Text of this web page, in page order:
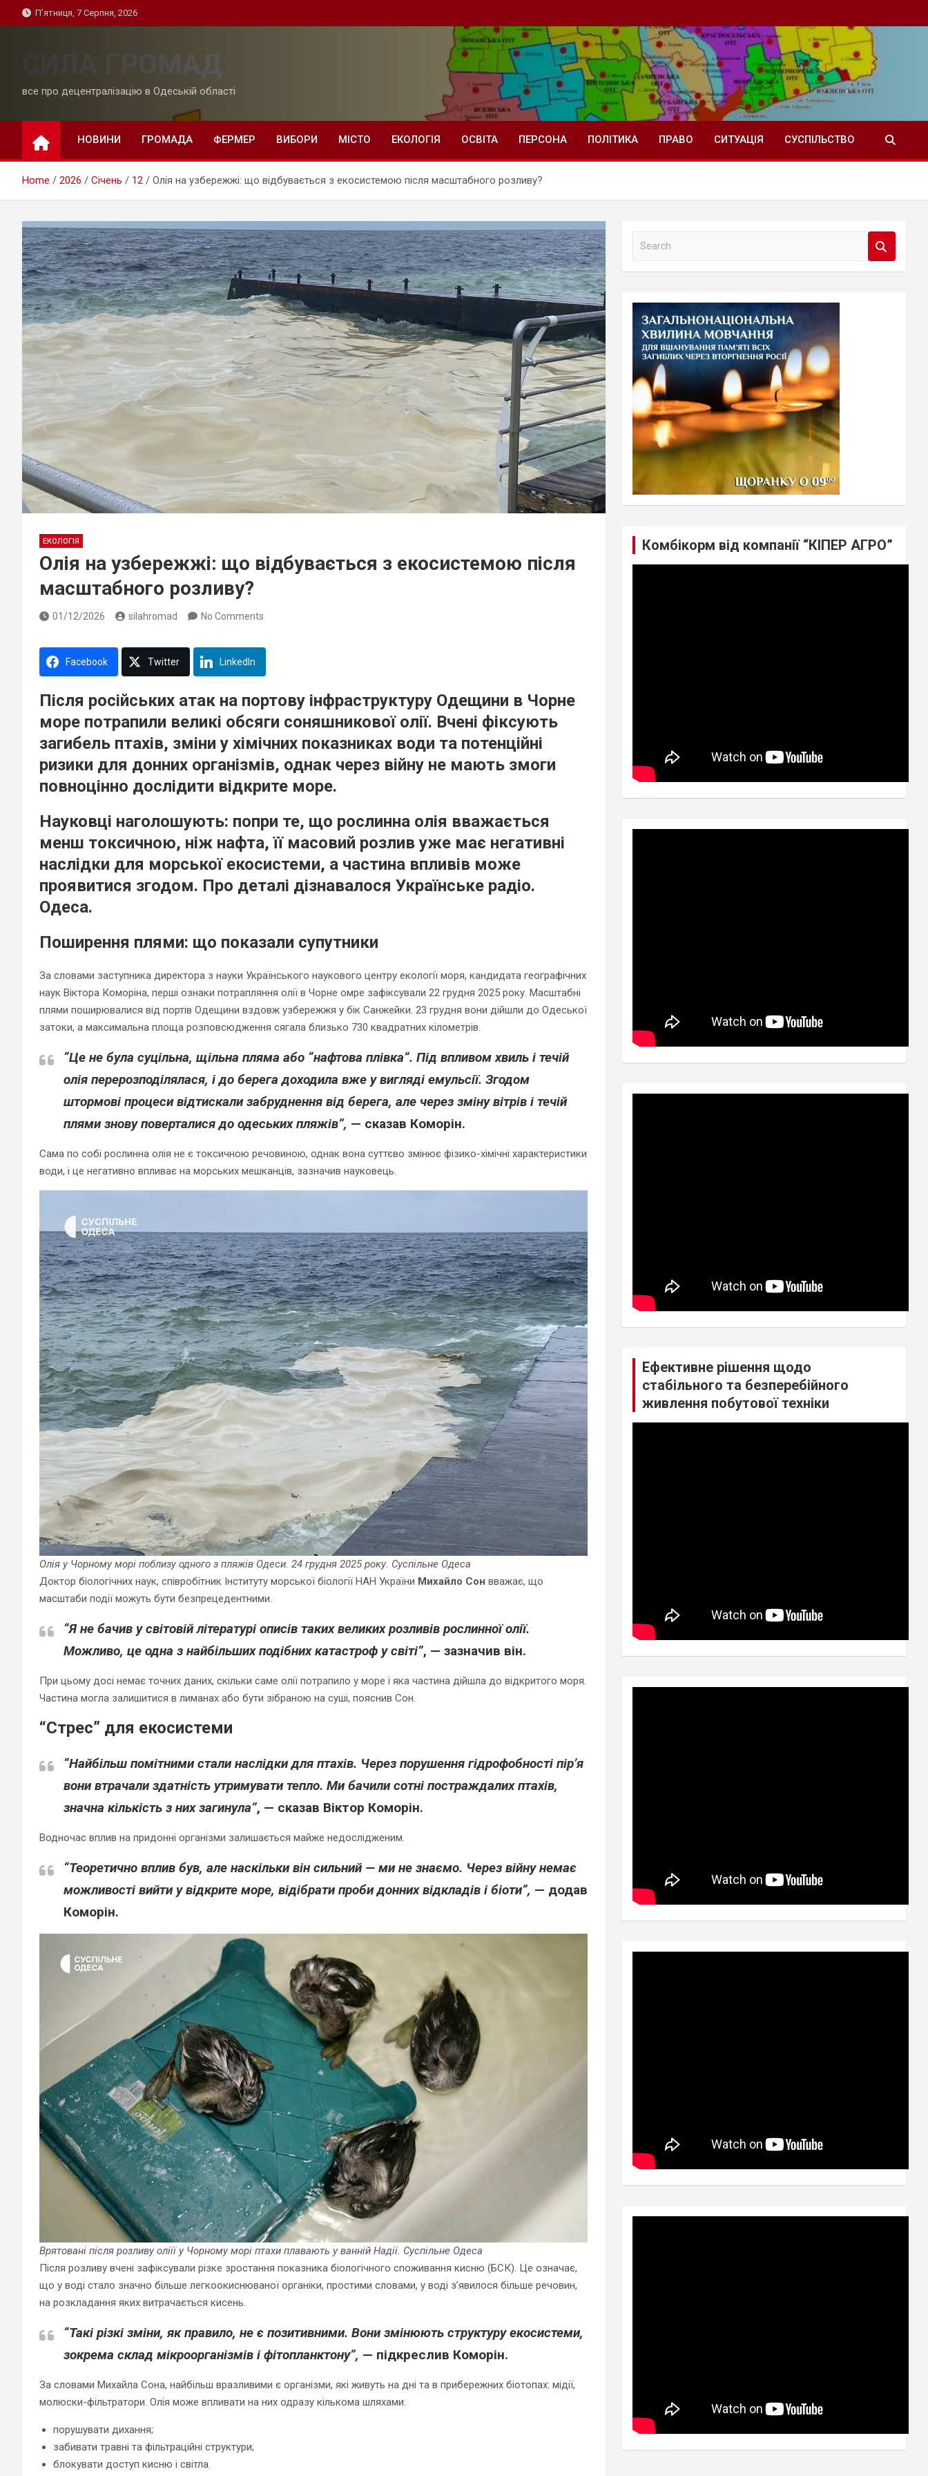
to
П’ятниця, 7 Серпня, 2026
СИЛА ГРОМАД
все про децентралізацію в Одеській області
НОВИНИ ГРОМАДА ФЕРМЕР ВИБОРИ МІСТО ЕКОЛОГІЯ ОСВІТА ПЕРСОНА ПОЛІТИКА ПРАВО СИТУАЦІЯ СУСПІЛЬСТВО
Home 2026 Січень 12 Олія на узбережжі: що відбувається з екосистемою після масштабного розливу?
ЕКОЛОГІЯ
Олія на узбережжі: що відбувається з екосистемою після
масштабного розливу?
01/12/2026 silahromad No Comments
Facebook Twitter LinkedIn
Після російських атак на портову інфраструктуру Одещини в Чорне
море потрапили великі обсяги соняшникової олії. Вчені фіксують
загибель птахів, зміни у хімічних показниках води та потенційні
ризики для донних організмів, однак через війну не мають змоги
повноцінно дослідити відкрите море.
Науковці наголошують: попри те, що рослинна олія вважається
менш токсичною, ніж нафта, її масовий розлив уже має негативні
наслідки для морської екосистеми, а частина впливів може
проявитися згодом. Про деталі дізнавалося Українське радіо.
Одеса.
Поширення плями: що показали супутники
За словами заступника директора з науки Українського наукового центру екології моря, кандидата географічних
наук Віктора Коморіна, перші ознаки потрапляння олії в Чорне омре зафіксували 22 грудня 2025 року. Масштабні
плями поширювалися від портів Одещини вздовж узбережжя у бік Санжейки. 23 грудня вони дійшли до Одеської
затоки, а максимальна площа розповсюдження сягала близько 730 квадратних кілометрів.
“Це не була суцільна, щільна пляма або “нафтова плівка”. Під впливом хвиль і течій
олія перерозподілялася, і до берега доходила вже у вигляді емульсії. Згодом
штормові процеси відтискали забруднення від берега, але через зміну вітрів і течій
плями знову поверталися до одеських пляжів”, — сказав Коморін.
Сама по собі рослинна олія не є токсичною речовиною, однак вона суттєво змінює фізико-хімічні характеристики
води, і це негативно впливає на морських мешканців, зазначив науковець.
Олія у Чорному морі поблизу одного з пляжів Одеси. 24 грудня 2025 року. Суспільне Одеса
Доктор біологічних наук, співробітник Інституту морської біології НАН України Михайло Сон вважає, що
масштаби події можуть бути безпрецедентними.
“Я не бачив у світовій літературі описів таких великих розливів рослинної олії.
Можливо, це одна з найбільших подібних катастроф у світі”, — зазначив він.
При цьому досі немає точних даних, скільки саме олії потрапило у море і яка частина дійшла до відкритого моря.
Частина могла залишитися в лиманах або бути зібраною на суші, пояснив Сон.
“Стрес” для екосистеми
“Найбільш помітними стали наслідки для птахів. Через порушення гідрофобності пір’я
вони втрачали здатність утримувати тепло. Ми бачили сотні постраждалих птахів,
значна кількість з них загинула”, — сказав Віктор Коморін.
Водночас вплив на придонні організми залишається майже недослідженим.
“Теоретично вплив був, але наскільки він сильний — ми не знаємо. Через війну немає
можливості вийти у відкрите море, відібрати проби донних відкладів і біоти”, — додав
Коморін.
Врятовані після розливу оліїї у Чорному морі птахи плавають у ванній Надії. Суспільне Одеса
Після розливу вчені зафіксували різке зростання показника біологічного споживання кисню (БСК). Це означає,
що у воді стало значно більше легкоокиснюваної органіки, простими словами, у воді з’явилося більше речовин,
на розкладання яких витрачається кисень.
“Такі різкі зміни, як правило, не є позитивними. Вони змінюють структуру екосистеми,
зокрема склад мікроорганізмів і фітопланктону”, — підкреслив Коморін.
За словами Михайла Сона, найбільш вразливими є організми, які живуть на дні та в прибережних біотопах: мідії,
молюски-фільтратори. Олія може впливати на них одразу кількома шляхами:
порушувати дихання;
забивати травні та фільтраційні структури;
блокувати доступ кисню і світла.
a
Комбікорм від компанії “КІПЕР АГРО”
Ефективне рішення щодо
стабільного та безперебійного
живлення побутової техніки